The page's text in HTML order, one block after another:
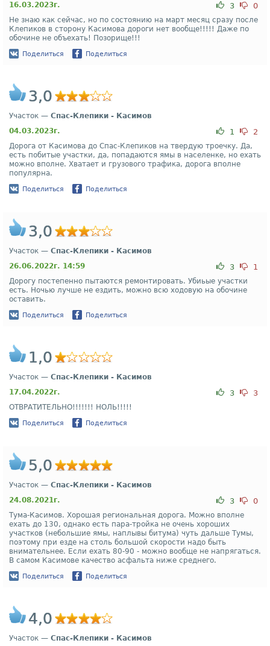
16.03.2023г.
3 0
Не знаю как сейчас, но по состоянию на март месяц сразу после
Клепиков в сторону Касимова дороги нет вообще!!!!! Даже по
обочине не объехать! Позорище!!!
Поделиться Поделиться
3,0
Участок — Спас-Клепики - Касимов
04.03.2023г.
1 2
Дорога от Касимова до Спас-Клепиков на твердую троечку. Да,
есть побитые участки, да, попадаются ямы в населенке, но ехать
можно вполне. Хватает и грузового трафика, дорога вполне
популярна.
Поделиться Поделиться
3,0
Участок — Спас-Клепики - Касимов
26.06.2022г. 14:59
3 1
Дорогу постепенно пытаются ремонтировать. Убиьые участки
есть. Ночью лучше не ездить, можно всю ходовую на обочине
оставить.
Поделиться Поделиться
1,0
Участок — Спас-Клепики - Касимов
17.04.2022г.
3 3
ОТВРАТИТЕЛЬНО!!!!!!! НОЛЬ!!!!!
Поделиться Поделиться
5,0
Участок — Спас-Клепики - Касимов
24.08.2021г.
3 0
Тума-Касимов. Хорошая региональная дорога. Можно вполне
ехать до 130, однако есть пара-тройка не очень хороших
участков (небольшие ямы, наплывы битума) чуть дальше Тумы,
поэтому при езде на столь большой скорости надо быть
внимательнее. Если ехать 80-90 - можно вообще не напрягаться.
В самом Касимове качество асфальта ниже среднего.
Поделиться Поделиться
4,0
Участок — Спас-Клепики - Касимов